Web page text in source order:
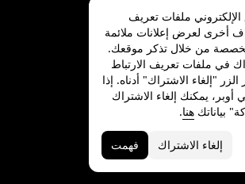
Uber
والتجهيزات لذوي
ملفات تعريف
أخرى لعرض إعلانات ملائمة
من خلال تذكر موقعك.
في ملفات تعريف الارتباط
"إلغاء الاشتراك" أدناه. إذا
يمكنك إلغاء الاشتراك
بياناتك هنا.
إلغاء الاشتراك فهمت